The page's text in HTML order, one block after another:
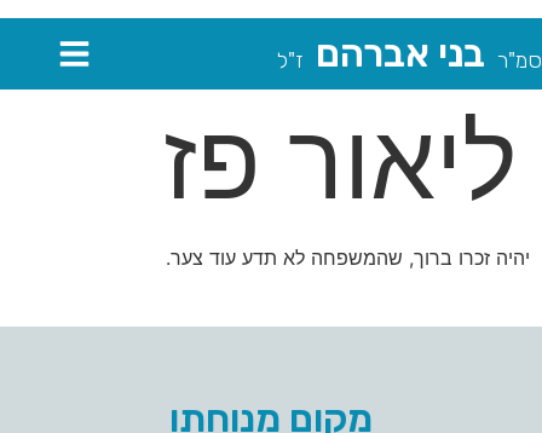
סמ"ר בני אברהם ז"ל
ליאור פז
יהיה זכרו ברוך, שהמשפחה לא תדע עוד צער.
מקום מנוחתו